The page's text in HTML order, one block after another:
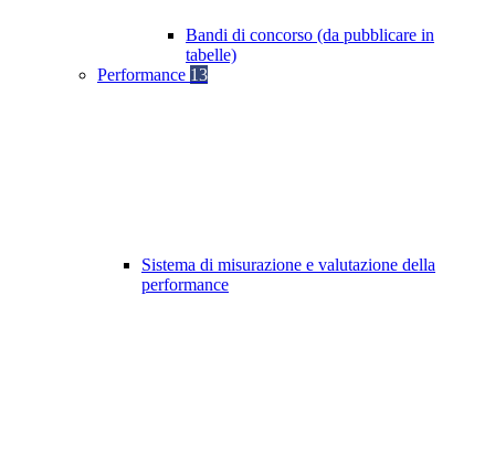
Bandi di concorso (da pubblicare in
tabelle)
Performance 13
Sistema di misurazione e valutazione della
performance